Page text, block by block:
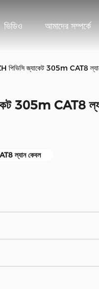
ভিডিও আমাদের সম্পর্কে
জ্যাকেট 305m CAT8 ল্যান
305m CAT8
ল্যান কেবল